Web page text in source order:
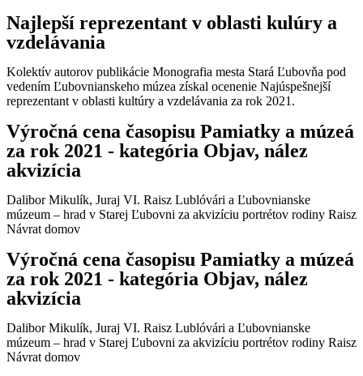
Najlepší reprezentant v oblasti kulúry a
vzdelávania
Kolektív autorov publikácie Monografia mesta Stará Ľubovňa pod
vedením Ľubovnianskeho múzea získal ocenenie Najúspešnejší
reprezentant v oblasti kultúry a vzdelávania za rok 2021.
Výročná cena časopisu Pamiatky a múzeá
za rok 2021 - kategória Objav, nález
akvizícia
Dalibor Mikulík, Juraj VI. Raisz Lublóvári a Ľubovnianske
múzeum – hrad v Starej Ľubovni za akvizíciu portrétov rodiny Raisz
Návrat domov
Výročná cena časopisu Pamiatky a múzeá
za rok 2021 - kategória Objav, nález
akvizícia
Dalibor Mikulík, Juraj VI. Raisz Lublóvári a Ľubovnianske
múzeum – hrad v Starej Ľubovni za akvizíciu portrétov rodiny Raisz
Návrat domov